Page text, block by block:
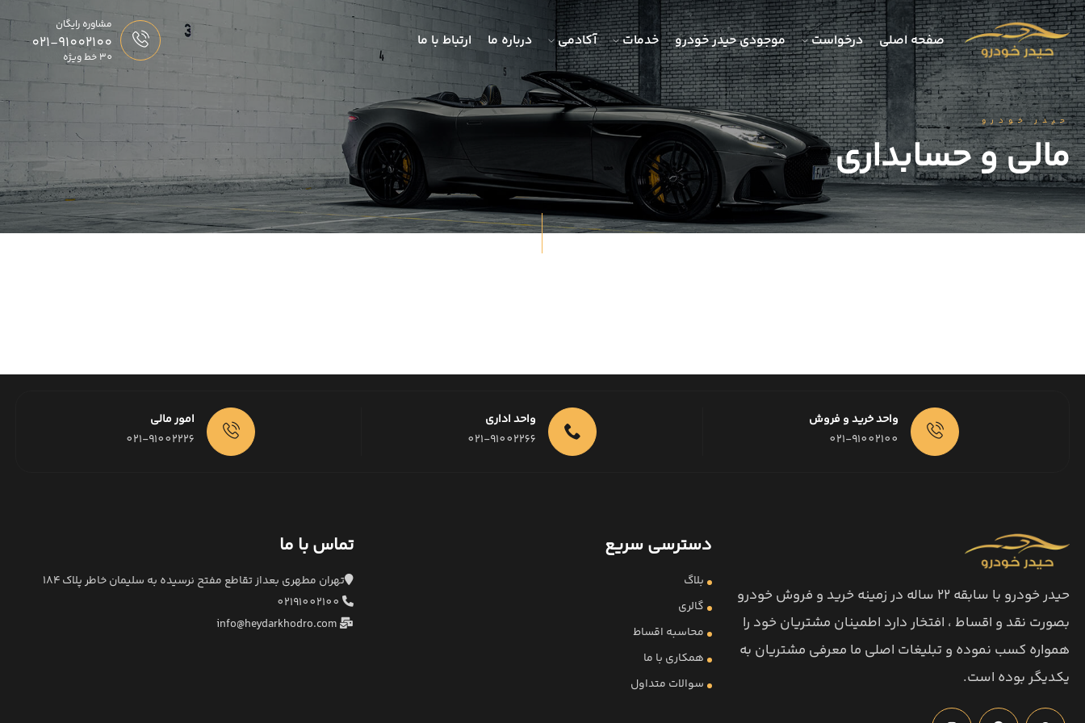
صفحه اصلی درخواست موجودی حیدر خودرو خدمات آکادمی درباره ما ارتباط با ما
مشاوره رایگان
021-91002100
30 خط ویژه
حیدر خودرو
مالی و حسابداری
واحد خرید و فروش
021-91002100
واحد اداری
021-91002266
امور مالی
021-91002226
حیدر خودرو با سابقه 22 ساله در زمینه خرید و فروش خودرو
بصورت نقد و اقساط ، افتخار دارد اطمینان مشتریان خود را
همواره کسب نموده و تبلیغات اصلی ما معرفی مشتریان به
یکدیگر بوده است.
دسترسی سریع
بلاگ
گالری
محاسبه اقساط
همکاری با ما
سوالات متداول
تماس با ما
تهران مطهری بعداز تقاطع مفتح نرسیده به سلیمان خاطر پلاک ۱۸۴
02191002100